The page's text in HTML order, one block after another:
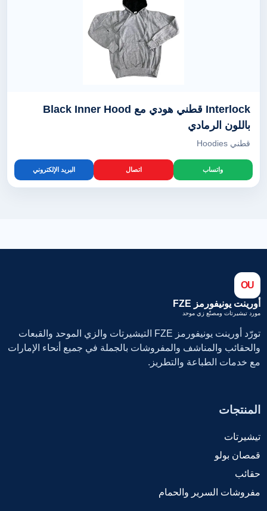
Interlock قطني هودي مع Black Inner Hood
باللون الرمادي
قطني Hoodies
واتساب اتصال البريد الإلكتروني
OU
أورينت يونيفورمز FZE
مورد تيشيرتات ومصنّع زي موحد
تورّد أورينت يونيفورمز FZE التيشيرتات والزي الموحد والقبعات
والحقائب والمناشف والمفروشات بالجملة في جميع أنحاء الإمارات
مع خدمات الطباعة والتطريز.
المنتجات
تيشيرتات
قمصان بولو
حقائب
مفروشات السرير والحمام